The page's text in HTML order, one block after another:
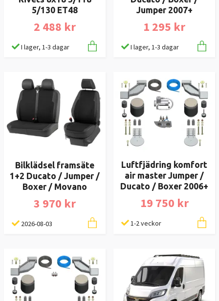
5/130 ET48
2 488 kr
I lager, 1-3 dagar
Jumper 2007+
1 295 kr
I lager, 1-3 dagar
Bilklädsel framsäte
1+2 Ducato / Jumper /
Boxer / Movano
3 970 kr
2026-08-03
Luftfjädring komfort
air master Jumper /
Ducato / Boxer 2006+
19 750 kr
1-2 veckor